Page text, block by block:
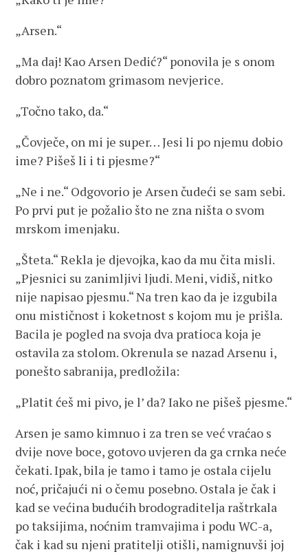
„Arsen.“
„Ma daj! Kao Arsen Dedić?“ ponovila je s onom
dobro poznatom grimasom nevjerice.
„Točno tako, da.“
„Čovječe, on mi je super… Jesi li po njemu dobio
ime? Pišeš li i ti pjesme?“
„Ne i ne.“ Odgovorio je Arsen čudeći se sam sebi.
Po prvi put je požalio što ne zna ništa o svom
mrskom imenjaku.
„Šteta.“ Rekla je djevojka, kao da mu čita misli.
„Pjesnici su zanimljivi ljudi. Meni, vidiš, nitko
nije napisao pjesmu.“ Na tren kao da je izgubila
onu mističnost i koketnost s kojom mu je prišla.
Bacila je pogled na svoja dva pratioca koja je
ostavila za stolom. Okrenula se nazad Arsenu i,
ponešto sabranija, predložila:
„Platit ćeš mi pivo, je l’ da? Iako ne pišeš pjesme.“
Arsen je samo kimnuo i za tren se već vraćao s
dvije nove boce, gotovo uvjeren da ga crnka neće
čekati. Ipak, bila je tamo i tamo je ostala cijelu
noć, pričajući ni o čemu posebno. Ostala je čak i
kad se većina budućih brodograditelja raštrkala
po taksijima, noćnim tramvajima i podu WC-a,
čak i kad su njeni pratitelji otišli, namignuvši joj